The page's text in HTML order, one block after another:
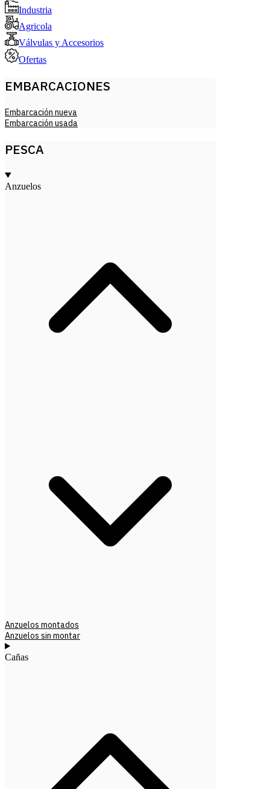
Industria
Agricola
Válvulas y Accesorios
Ofertas
EMBARCACIONES
Embarcación nueva
Embarcación usada
PESCA
Anzuelos
Anzuelos montados
Anzuelos sin montar
Cañas